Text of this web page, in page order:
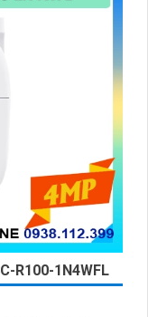
R100-1N4WFL